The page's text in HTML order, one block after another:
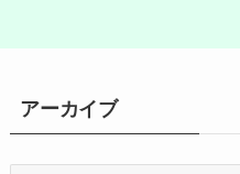
アーカイブ